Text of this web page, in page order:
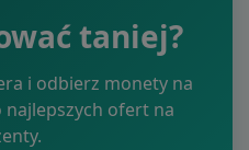
taniej?
i odbierz monety na
ofert na